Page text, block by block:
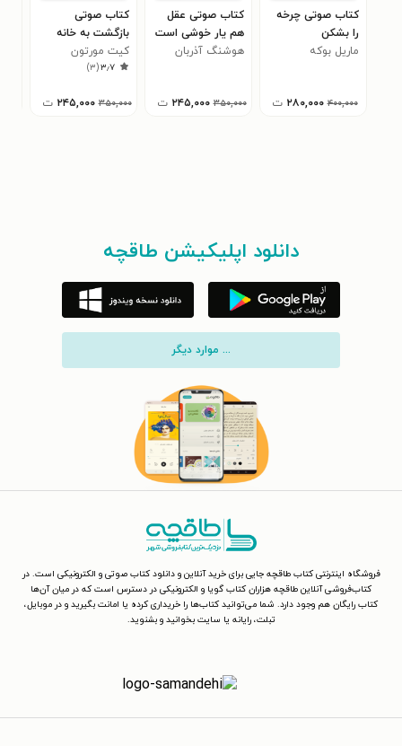
کتاب صوتی چرخه
را بشکن
ماریل بوکه
۴۰۰,۰۰۰ ۲۸۰,۰۰۰ ت
کتاب صوتی عقل
هم یار خوشی است
هوشنگ آذربان
۳۵۰,۰۰۰ ۲۴۵,۰۰۰ ت
کتاب صوتی
بازگشت به خانه
کیت مورتون
۳٫۷(۳)
۳۵۰,۰۰۰ ۲۴۵,۰۰۰ ت
دانلود اپلیکیشن طاقچه
... موارد دیگر
فروشگاه اینترنتی کتاب طاقچه جایی برای خرید آنلاین و دانلود کتاب صوتی و الکترونیکی است. در
کتاب‌فروشی آنلاین طاقچه هزاران کتاب گویا و الکترونیکی در دسترس است که در میان آن‌ها
کتاب رایگان هم وجود دارد. شما می‌توانید کتاب‌ها را خریداری کرده یا امانت بگیرید و در موبایل،
تبلت، رایانه یا سایت بخوانید و بشنوید.